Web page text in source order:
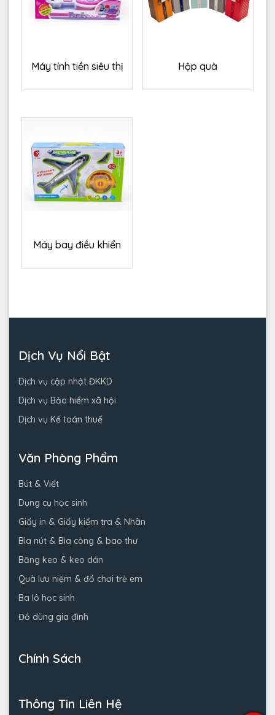
Máy tính tiền siêu thị Hộp quà
Máy bay điều khiển
Dịch Vụ Nổi Bật
Dịch vụ cập nhật ĐKKD
Dịch vụ Bảo hiểm xã hội
Dịch vụ Kế toán thuế
Văn Phòng Phẩm
Bút & Viết
Dụng cụ học sinh
Giấy in & Giấy kiểm tra & Nhãn
Bìa nút & Bìa còng & bao thư
Băng keo & keo dán
Quà lưu niệm & đồ chơi trẻ em
Ba lô học sinh
Đồ dùng gia đình
Chính Sách
Thông Tin Liên Hệ